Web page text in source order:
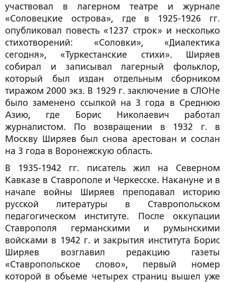
участвовал в лагерном театре и журнале
«Соловецкие острова», где в 1925-1926 гг.
опубликовал повесть «1237 строк» и несколько
стихотворений: «Соловки», «Диалектика
сегодня», «Туркестанские стихи». Ширяев
собирал и записывал лагерный фольклор,
который был издан отдельным сборником
тиражом 2000 экз. В 1929 г. заключение в СЛОНе
было заменено ссылкой на 3 года в Среднюю
Азию, где Борис Николаевич работал
журналистом. По возвращении в 1932 г. в
Москву Ширяев был снова арестован и сослан
на 3 года в Воронежскую область.
В 1935-1942 гг. писатель жил на Северном
Кавказе в Ставрополе и Черкесске. Накануне и в
начале войны Ширяев преподавал историю
русской литературы в Ставропольском
педагогическом институте. После оккупации
Ставрополя германскими и румынскими
войсками в 1942 г. и закрытия института Борис
Ширяев возглавил редакцию газеты
«Ставропольское слово», первый номер
которой в объеме четырех страниц вышел уже